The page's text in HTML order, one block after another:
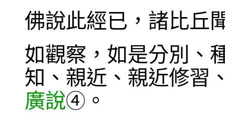
佛說此經已，諸比丘
如觀察，如是分別、
知、親近、親近修習
廣說④ 。